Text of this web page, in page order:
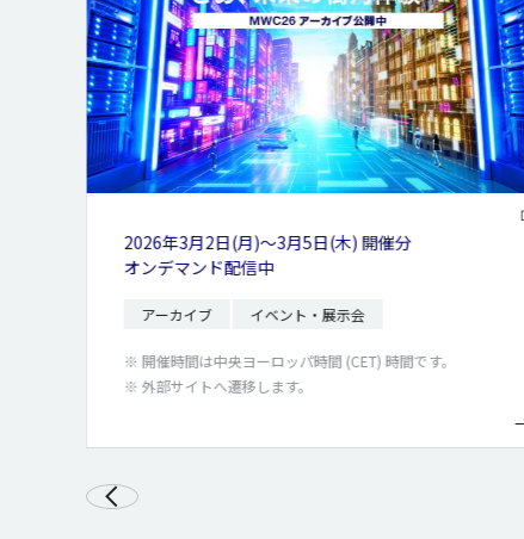
(CET) 時間です。
2026年8月24日(月) , 10月9日(金)
オンライン開催